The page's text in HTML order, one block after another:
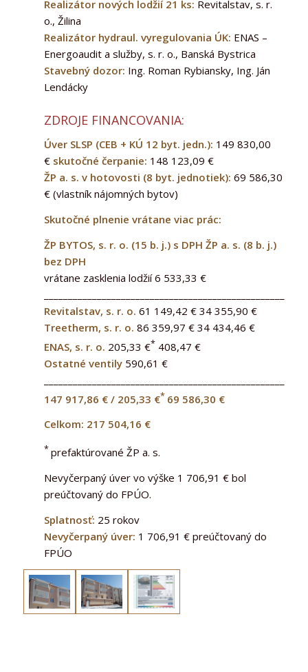
Realizátor nových lodžií 21 ks: Revitalstav, s. r.
o., Žilina
Realizátor hydraul. vyregulovania ÚK: ENAS –
Energoaudit a služby, s. r. o., Banská Bystrica
Stavebný dozor: Ing. Roman Rybiansky, Ing. Ján
Lendácky
ZDROJE FINANCOVANIA:
Úver SLSP (CEB + KÚ 12 byt. jedn.): 149 830,00
€ skutočné čerpanie: 148 123,09 €
ŽP a. s. v hotovosti (8 byt. jednotiek): 69 586,30
€ (vlastník nájomných bytov)
Skutočné plnenie vrátane viac prác:
ŽP BYTOS, s. r. o. (15 b. j.) s DPH ŽP a. s. (8 b. j.)
bez DPH
vrátane zasklenia lodžií 6 533,33 €
Revitalstav, s. r. o. 61 149,42 € 34 355,90 €
Treetherm, s. r. o. 86 359,97 € 34 434,46 €
ENAS, s. r. o. 205,33 €* 408,47 €
Ostatné ventily 590,61 €
147 917,86 € / 205,33 €* 69 586,30 €
Celkom: 217 504,16 €
*prefaktúrované ŽP a. s.
Nevyčerpaný úver vo výške 1 706,91 € bol
preúčtovaný do FPÚO.
Splatnosť: 25 rokov
Nevyčerpaný úver: 1 706,91 € preúčtovaný do
FPÚO